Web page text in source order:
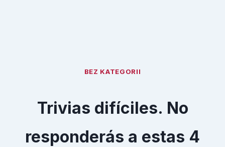
BEZ KATEGORII
Trivias difíciles. No
responderás a estas 4